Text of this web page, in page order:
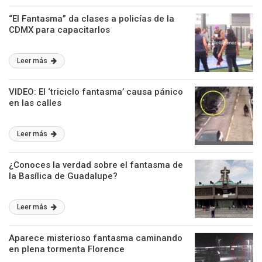
“El Fantasma” da clases a policías de la
CDMX para capacitarlos
Leer más
VIDEO: El ‘triciclo fantasma’ causa pánico
en las calles
Leer más
¿Conoces la verdad sobre el fantasma de
la Basílica de Guadalupe?
Leer más
Aparece misterioso fantasma caminando
en plena tormenta Florence